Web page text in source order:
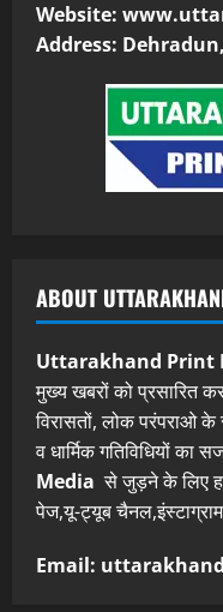
Website:
Address:
ABOUT
Uttarakhand Print
मुख्य खबरों को प्रसारित
विरासतों, लोक परंपराओ
व धार्मिक गतिविधियों का
Media से जुड़ने के लिए
पेज,यू-ट्यूब
Email: